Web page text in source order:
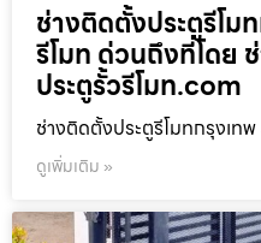
ช่างติดตั้งประตูรีโม
รีโมท ด่วนถึงที่โดย
ประตูรั้วรีโมท.com
ช่างติดตั้งประตูรีโมทกรุงเท
ดูเพิ่มเติม »